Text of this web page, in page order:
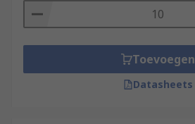
Toevoegen
Datasheets